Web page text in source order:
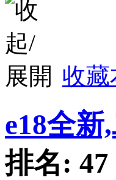
收藏
e18全
排名: 47